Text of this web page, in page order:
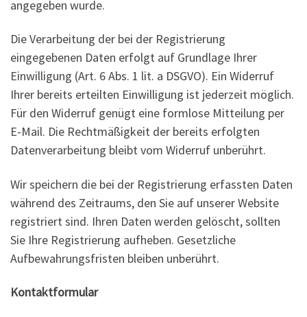
angegeben wurde.
Die Verarbeitung der bei der Registrierung
eingegebenen Daten erfolgt auf Grundlage Ihrer
Einwilligung (Art. 6 Abs. 1 lit. a DSGVO). Ein Widerruf
Ihrer bereits erteilten Einwilligung ist jederzeit möglich.
Für den Widerruf genügt eine formlose Mitteilung per
E-Mail. Die Rechtmäßigkeit der bereits erfolgten
Datenverarbeitung bleibt vom Widerruf unberührt.
Wir speichern die bei der Registrierung erfassten Daten
während des Zeitraums, den Sie auf unserer Website
registriert sind. Ihren Daten werden gelöscht, sollten
Sie Ihre Registrierung aufheben. Gesetzliche
Aufbewahrungsfristen bleiben unberührt.
Kontaktformular